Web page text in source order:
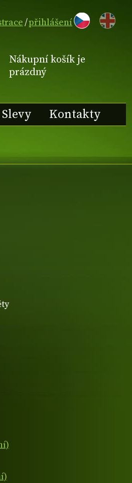
EN
Nákupní košík je
prázdný
Slevy Kontakty
/přihlášení